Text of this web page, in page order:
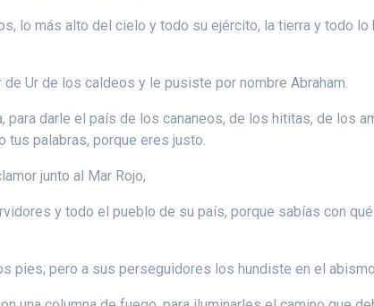
lo más alto del cielo y todo su ejército, la tierra y todo
Ur de los caldeos y le pusiste por nombre Abraham.
para darle el país de los cananeos, de los hititas, de los
tus palabras, porque eres justo.
junto al Mar Rojo,
y todo el pueblo de su país, porque sabías con
pies; pero a sus perseguidores los hundiste en el